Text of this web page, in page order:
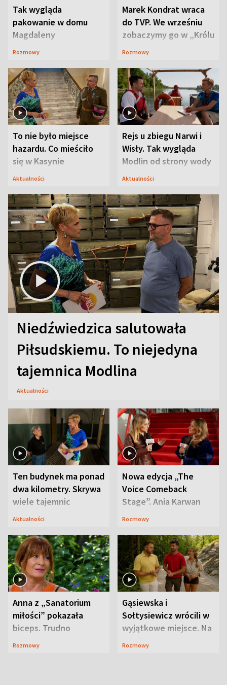
Tak wygląda
pakowanie w domu
Magdaleny
Waligórskiej-Lisieckiej.
Rozmowy
Marek Kondrat wraca
do TVP. We wrześniu
zobaczymy go w „Królu
Maciusiu I”
Rozmowy
To nie było miejsce
hazardu. Co mieściło
się w Kasynie
Oficerskim?
Aktualności
Rejs u zbiegu Narwi i
Wisły. Tak wygląda
Modlin od strony wody
Aktualności
Niedźwiedzica salutowała
Piłsudskiemu. To niejedyna
tajemnica Modlina
Aktualności
Ten budynek ma ponad
dwa kilometry. Skrywa
wiele tajemnic
Aktualności
Nowa edycja „The
Voice Comeback
Stage”. Ania Karwan
zapowiada
Rozmowy
Anna z „Sanatorium
miłości” pokazała
biceps. Trudno
uwierzyć, co przeszła
Rozmowy
Gąsiewska i
Sołtysiewicz wrócili w
wyjątkowe miejsce. Na
szlaku czekał
Rozmowy